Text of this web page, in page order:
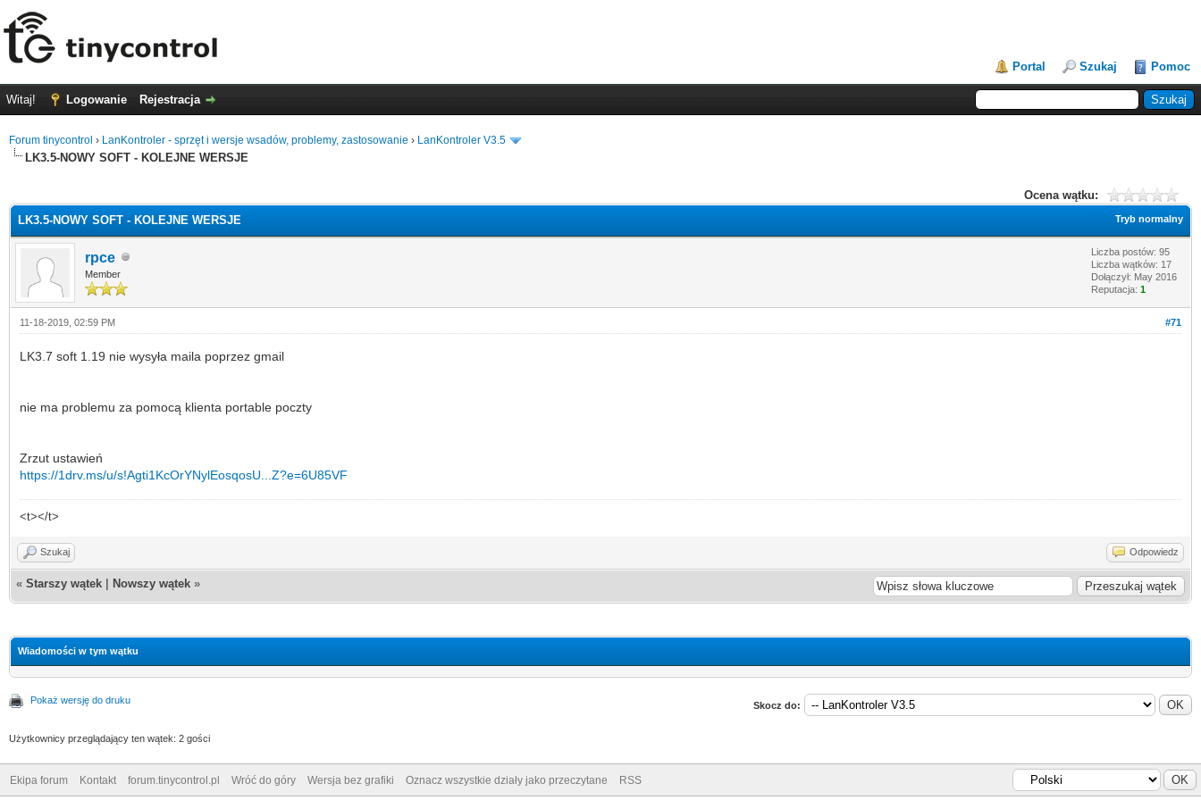
Portal Szukaj Pomoc
Witaj! Logowanie Rejestracja
Forum tinycontrol › LanKontroler - sprzęt i wersje wsadów, problemy, zastosowanie › LanKontroler V3.5
LK3.5-NOWY SOFT - KOLEJNE WERSJE
Ocena wątku:
Tryb normalny
LK3.5-NOWY SOFT - KOLEJNE WERSJE
rpce
Member
Liczba postów: 95
Liczba wątków: 17
Dołączył: May 2016
Reputacja: 1
#71
11-18-2019, 02:59 PM
LK3.7 soft 1.19 nie wysyła maila poprzez gmail
nie ma problemu za pomocą klienta portable poczty
Zrzut ustawień
https://1drv.ms/u/s!Agti1KcOrYNylEosqosU...Z?e=6U85VF
<t></t>
Szukaj Odpowiedz
« Starszy wątek Nowszy wątek »
Wiadomości w tym wątku
Pokaż wersję do druku Skocz do:
Użytkownicy przeglądający ten wątek: 2 gości
Ekipa forum Kontakt forum.tinycontrol.pl Wróć do góry Wersja bez grafiki Oznacz wszystkie działy jako przeczytane RSS